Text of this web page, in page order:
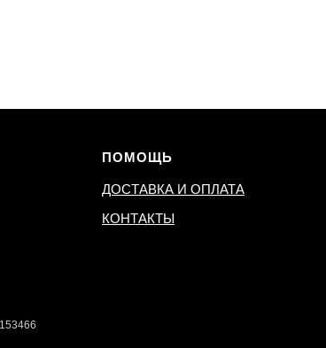
ПОМОЩЬ
ДОСТАВКА И ОПЛАТА
КОНТАКТЫ